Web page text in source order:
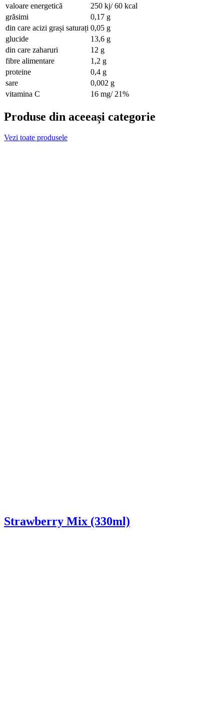
valoare energetică
250 kj/ 60 kcal
grăsimi
0,17 g
din care acizi grași saturați 0,05 g
glucide
13,6 g
din care zaharuri
12 g
fibre alimentare
1,2 g
proteine
0,4 g
sare
0,002 g
vitamina C
16 mg/ 21%
Produse din aceeași categorie
Vezi toate produsele
Strawberry Mix (330ml)